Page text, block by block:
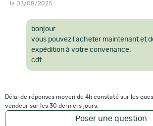
le 03/08/2025
bonjour
vous pouvez l'acheter maintenant et
expédition à votre convenance.
cdt
Délai de réponses moyen de 4h constaté sur les
vendeur sur les 30 derniers jours.
Poser une question